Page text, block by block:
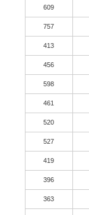
609
757
413
456
598
461
520
527
419
396
363